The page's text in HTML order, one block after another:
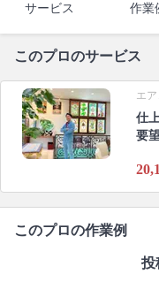
サービス 作業
このプロのサービス
エ
仕
要
このプロの作業例
投